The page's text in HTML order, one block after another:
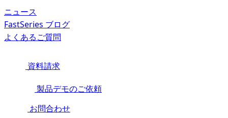
ニュース
FastSeries ブログ
よくあるご質問
資料請求
製品デモのご依頼
お問合わせ